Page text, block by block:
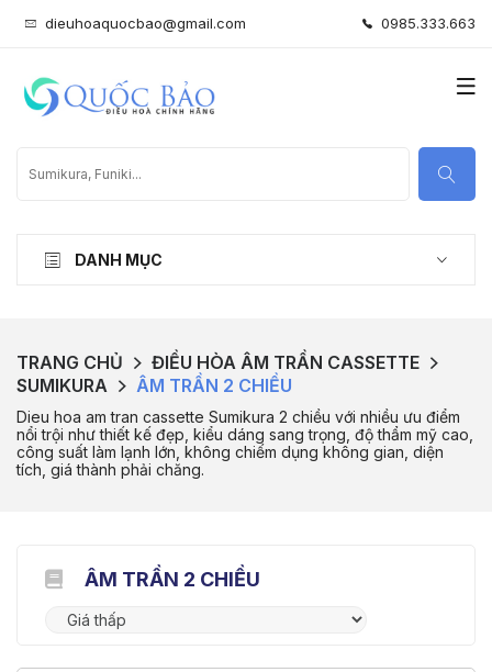
dieuhoaquocbao@gmail.com 0985.333.663
DANH MỤC
TRANG CHỦ
ĐIỀU HÒA ÂM TRẦN CASSETTE
SUMIKURA
ÂM TRẦN 2 CHIỀU
Dieu hoa am tran cassette Sumikura 2 chiều với nhiều ưu điểm
nổi trội như thiết kế đẹp, kiểu dáng sang trọng, độ thẩm mỹ cao,
công suất làm lạnh lớn, không chiếm dụng không gian, diện
tích, giá thành phải chăng.
ÂM TRẦN 2 CHIỀU